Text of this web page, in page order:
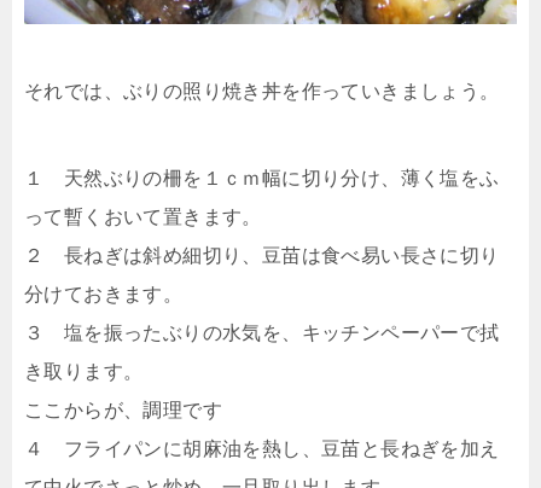
それでは、ぶりの照り焼き丼を作っていきましょう。
１ 天然ぶりの柵を１ｃｍ幅に切り分け、薄く塩をふ
って暫くおいて置きます。
２ 長ねぎは斜め細切り、豆苗は食べ易い長さに切り
分けておきます。
３ 塩を振ったぶりの水気を、キッチンペーパーで拭
き取ります。
ここからが、調理です
４ フライパンに胡麻油を熱し、豆苗と長ねぎを加え